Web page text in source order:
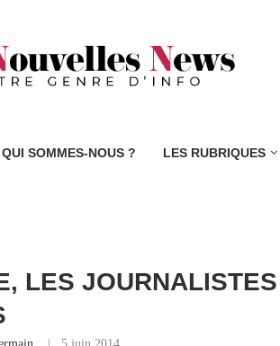
QUI SOMMES-NOUS ? LES RUBRIQUES
LES